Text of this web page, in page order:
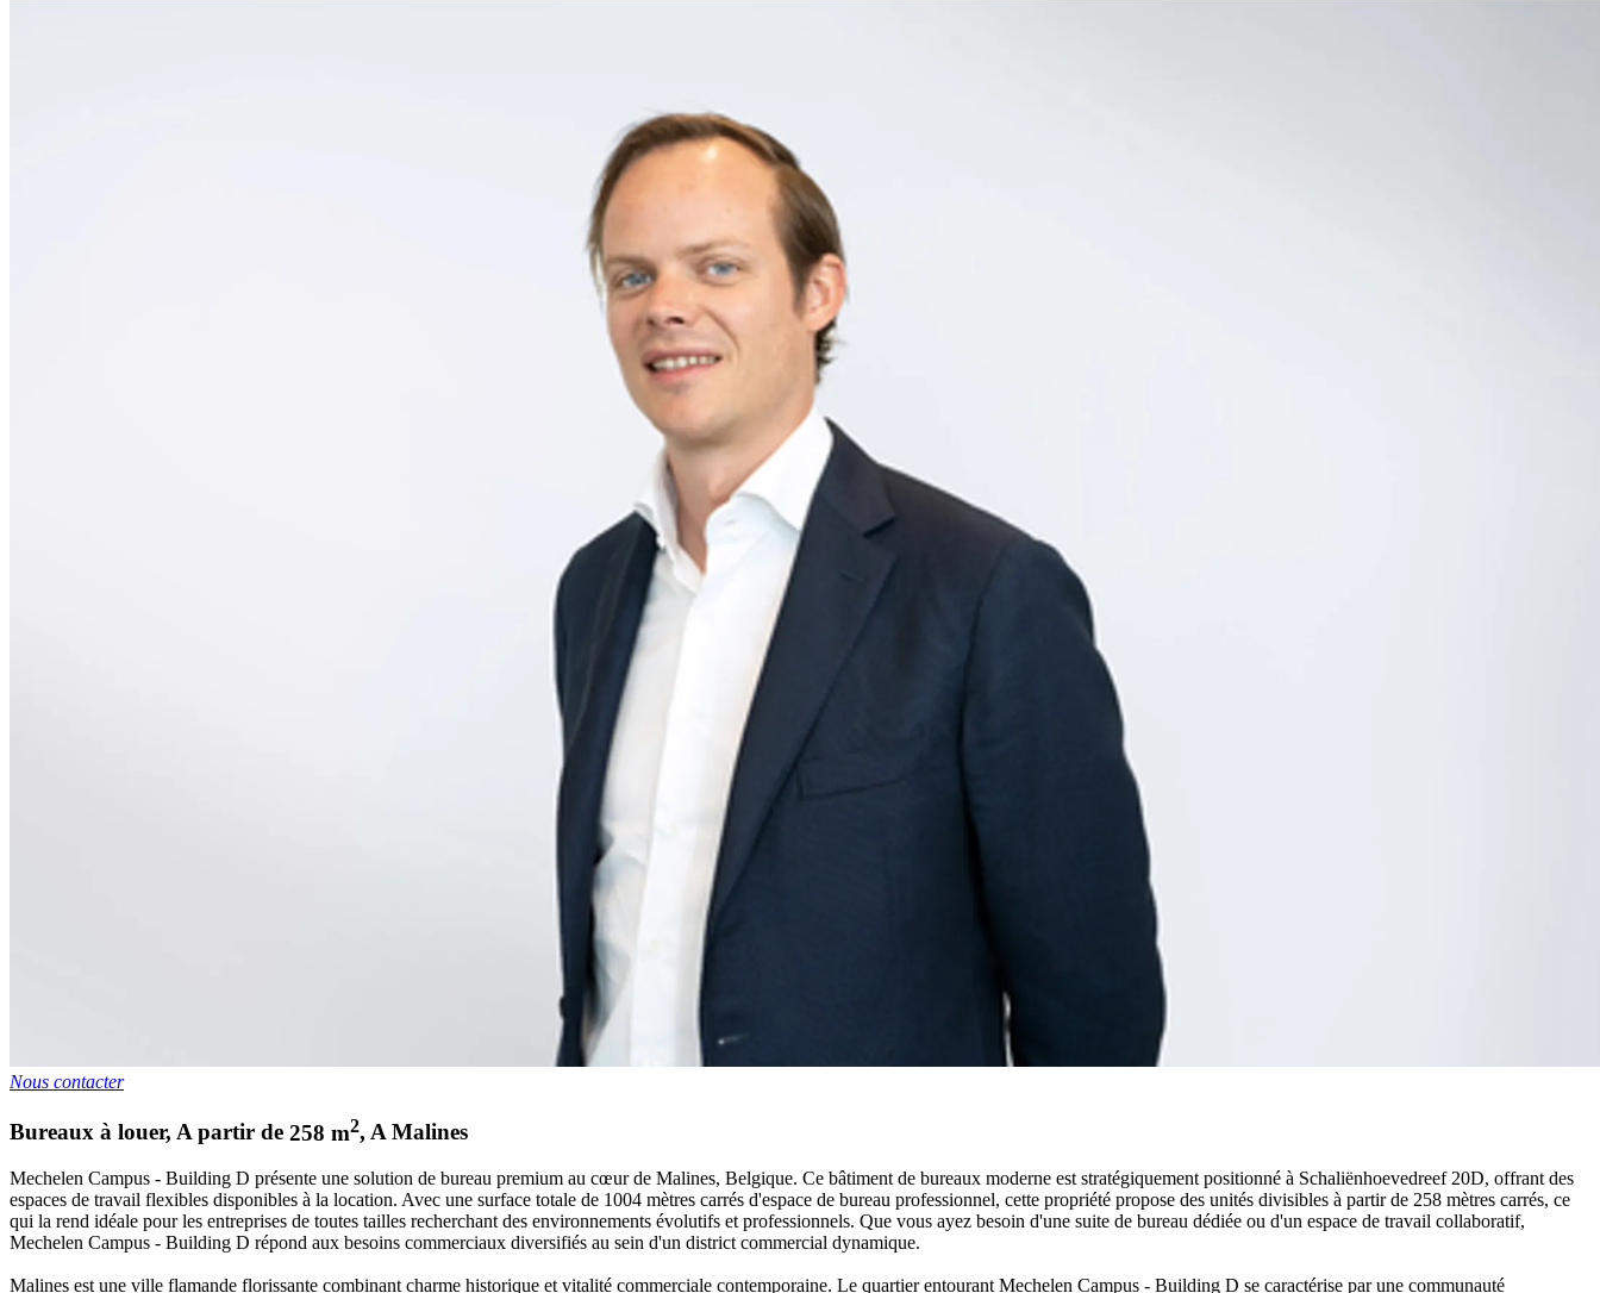
Nous contacter
Bureaux à louer, A partir de 258 m2, A Malines
Mechelen Campus - Building D présente une solution de bureau premium au cœur de Malines, Belgique. Ce bâtiment de bureaux moderne est stratégiquement positionné à Schaliënhoevedreef 20D, offrant des
espaces de travail flexibles disponibles à la location. Avec une surface totale de 1004 mètres carrés d'espace de bureau professionnel, cette propriété propose des unités divisibles à partir de 258 mètres carrés, ce
qui la rend idéale pour les entreprises de toutes tailles recherchant des environnements évolutifs et professionnels. Que vous ayez besoin d'une suite de bureau dédiée ou d'un espace de travail collaboratif,
Mechelen Campus - Building D répond aux besoins commerciaux diversifiés au sein d'un district commercial dynamique.
Malines est une ville flamande florissante combinant charme historique et vitalité commerciale contemporaine. Le quartier entourant Mechelen Campus - Building D se caractérise par une communauté